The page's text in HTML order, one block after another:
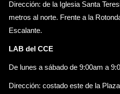
Dirección: de la Iglesia Santa
metros al norte. Frente a la
Escalante.
LAB del CCE
De lunes a sábado de 9:00am a
Dirección: costado este de la